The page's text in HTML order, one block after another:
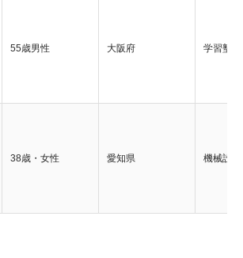
55歳男性 大阪府 学習塾
38歳・女性 愛知県 機械設計